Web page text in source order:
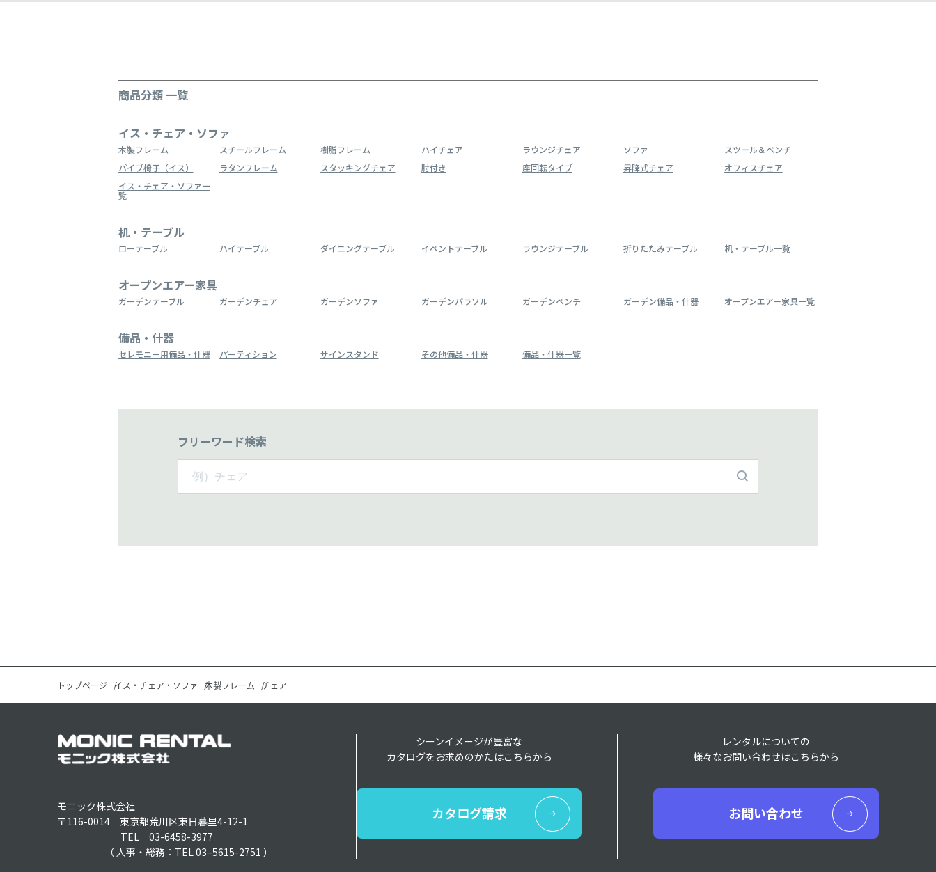
商品分類 一覧
イス・チェア・ソファ
木製フレーム スチールフレーム 樹脂フレーム ハイチェア ラウンジチェア ソファ
スツール＆ベンチ
パイプ椅子（イス）
ラタンフレーム スタッキングチェア 肘付き 座回転タイプ 昇降式チェア
オフィスチェア
イス・チェア・ソファ一
覧
机・テーブル
ローテーブル ハイテーブル ダイニングテーブル イベントテーブル ラウンジテーブル 折りたたみテーブル 机・テーブル一覧
オープンエアー家具
ガーデンテーブル ガーデンチェア ガーデンソファ ガーデンパラソル ガーデンベンチ ガーデン備品・什器 オープンエアー家具一覧
備品・什器
セレモニー用備品・什器 パーティション サインスタンド その他備品・什器 備品・什器一覧
フリーワード検索
トップページ イス・チェア・ソファ 木製フレーム チェア
モニック株式会社
〒116-0014 東京都荒川区東日暮里4-12-1
TEL 03-6458-3977
（ 人事・総務：TEL 03–5615-2751 ）
シーンイメージが豊富な
カタログをお求めのかたはこちらから
カタログ請求
レンタルについての
様々なお問い合わせはこちらから
お問い合わせ